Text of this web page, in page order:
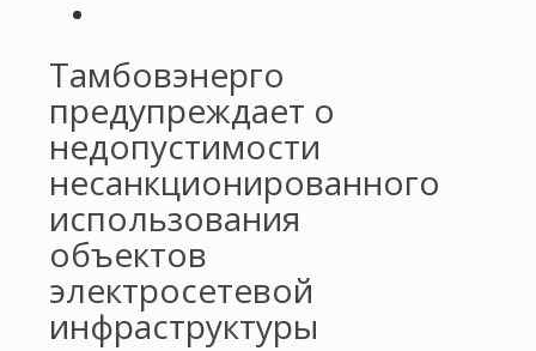
Тамбовэнерго
предупреждает о
недопустимости
несанкционированного
использования
объектов
электросетевой
инфраструктуры